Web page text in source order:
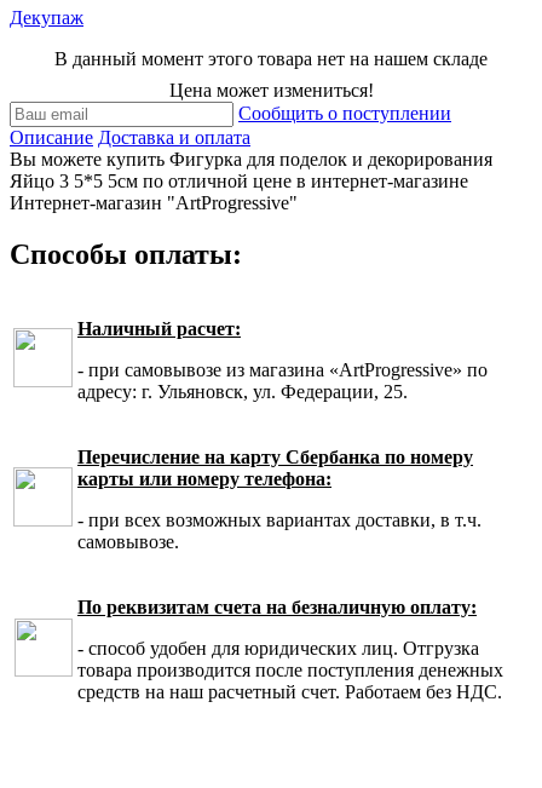
Декупаж
В данный момент этого товара нет на нашем складе
Цена может измениться!
Сообщить о поступлении
Описание Доставка и оплата
Вы можете купить Фигурка для поделок и декорирования
Яйцо 3 5*5 5см по отличной цене в интернет-магазине
Интернет-магазин "ArtProgressive"
Способы оплаты:
Наличный расчет:
- при самовывозе из магазина «ArtProgressive» по
адресу: г. Ульяновск, ул. Федерации, 25.
Перечисление на карту Сбербанка по номеру
карты или номеру телефона:
- при всех возможных вариантах доставки, в т.ч.
самовывозе.
По реквизитам счета на безналичную оплату:
- способ удобен для юридических лиц. Отгрузка
товара производится после поступления денежных
средств на наш расчетный счет. Работаем без НДС.